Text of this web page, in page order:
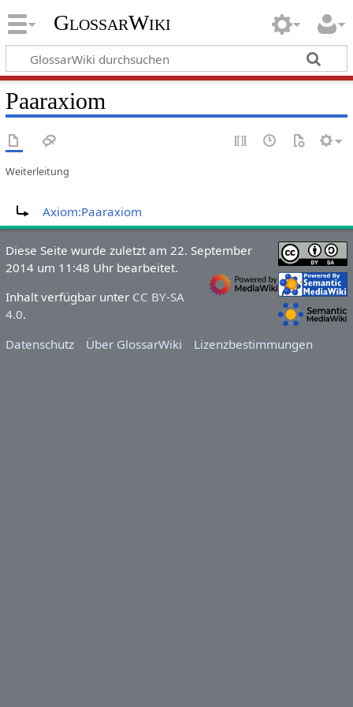
GlossarWiki
Paaraxiom
Weiterleitung
Axiom:Paaraxiom
Diese Seite wurde zuletzt am 22. September
2014 um 11:48 Uhr bearbeitet.
Inhalt verfügbar unter CC BY-SA
4.0.
Datenschutz
Über GlossarWiki Lizenzbestimmungen